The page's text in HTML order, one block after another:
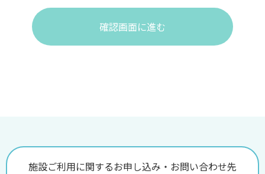
確認画面に進む
施設ご利用に関するお申し込み・お問い合わせ先